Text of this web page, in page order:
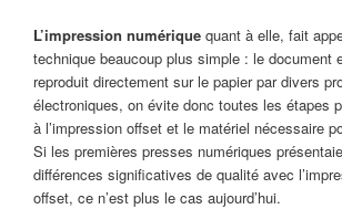
L’impression numériquequant à elle, fait
technique beaucoup plus simple : le document
reproduit directement sur le papier par divers
électroniques, on évite donc toutes les étapes
à l’impression offset et le matériel nécessaire
Si les premières presses numériques
différences significatives de qualité avec
offset, ce n’est plus le cas aujourd’hui.